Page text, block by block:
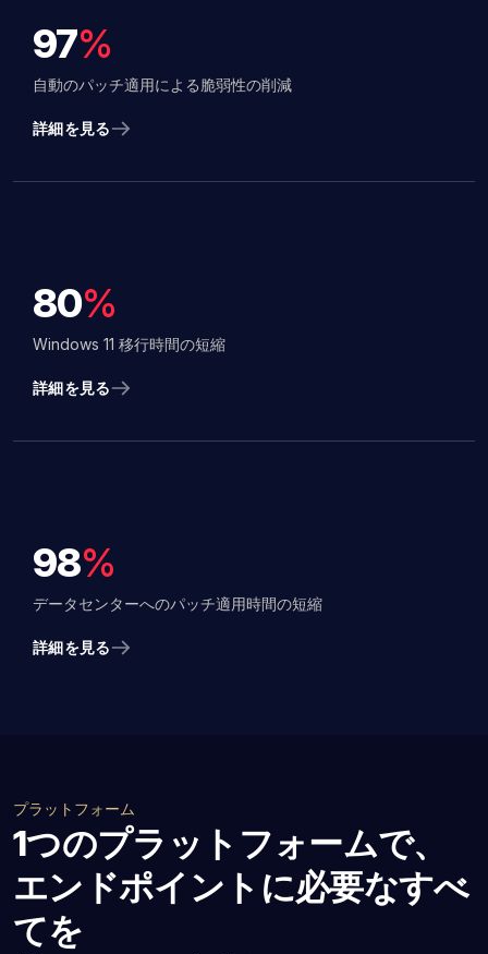
97%
自動のパッチ適用による脆弱性の削減
詳細を見る
80%
Windows 11 移行時間の短縮
詳細を見る
98%
データセンターへのパッチ適用時間の短縮
詳細を見る
プラットフォーム
1つのプラットフォームで、
エンドポイントに必要なすべ
てを